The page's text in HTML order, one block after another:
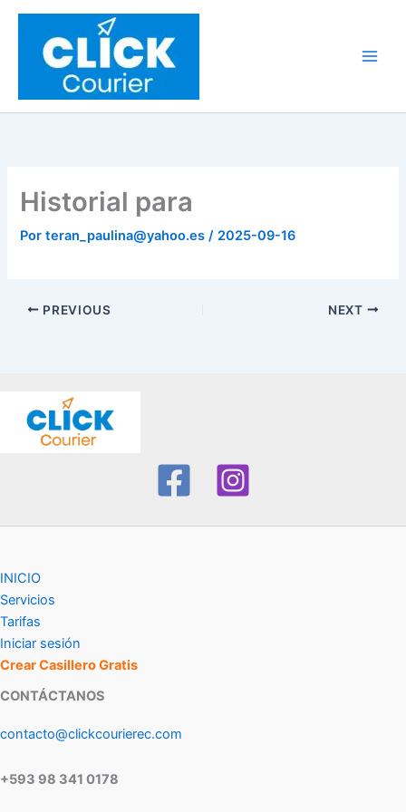
contenido
Historial para
Porteran_paulina@yahoo.es/ 2025-09-16
PREVIOUS NEXT
INICIO
Servicios
Tarifas
Iniciar sesión
Crear Casillero Gratis
CONTÁCTANOS
contacto@clickcourierec.com
+593 98 341 0178